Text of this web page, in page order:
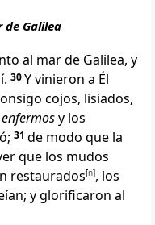
de Galilea
al mar de Galilea, y
30Y vinieron a Él
cojos, lisiados,
enfermosy los
; 31 de modo que la
que los mudos
restaurados[n], los
y glorificaron al